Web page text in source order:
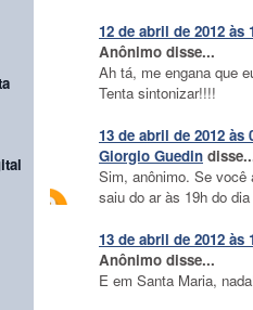
12 de abril de 2012 às
Anônimo disse...
Ah tá, me engana que
Tenta sintonizar!!!!
13 de abril de 2012 às
Giorgio Guedin
Sim, anônimo. Se você
saiu do ar às 19h do dia
13 de abril de 2012 às
Anônimo disse...
E em Santa Maria,